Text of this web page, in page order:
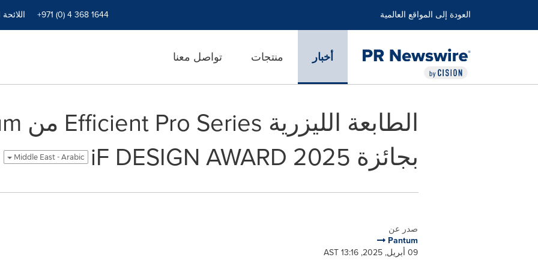
العودة إلى المواقع العالمية +971 (0) 4 368 1644
أخبار منتجات تواصل معنا
بجائزة iF DESIGN AWARD 2025
Middle East - Arabic
صدر عن
Pantum
09 أبريل, 2025, 13:16 AST